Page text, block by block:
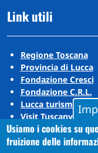
Link utili
Regione Toscana
Provincia di Lucca
Fondazione Cresci
Fondazione C.R.L.
Lucca turismo
Visit Tuscany
Puccini Lands
Usiamo i cookies su
fruizione delle